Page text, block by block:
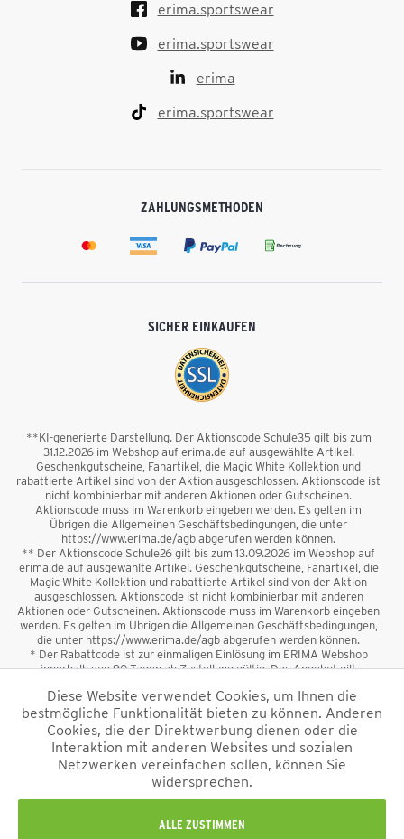
erima.sportswear
erima.sportswear
erima
erima.sportswear
ZAHLUNGSMETHODEN
SICHER EINKAUFEN
**KI-generierte Darstellung. Der Aktionscode Schule35 gilt bis zum
31.12.2026 im Webshop auf erima.de auf ausgewählte Artikel.
Geschenkgutscheine, Fanartikel, die Magic White Kollektion und
rabattierte Artikel sind von der Aktion ausgeschlossen. Aktionscode ist
nicht kombinierbar mit anderen Aktionen oder Gutscheinen.
Aktionscode muss im Warenkorb eingeben werden. Es gelten im
Übrigen die Allgemeinen Geschäftsbedingungen, die unter
https://www.erima.de/agb abgerufen werden können.
** Der Aktionscode Schule26 gilt bis zum 13.09.2026 im Webshop auf
erima.de auf ausgewählte Artikel. Geschenkgutscheine, Fanartikel, die
Magic White Kollektion und rabattierte Artikel sind von der Aktion
ausgeschlossen. Aktionscode ist nicht kombinierbar mit anderen
Aktionen oder Gutscheinen. Aktionscode muss im Warenkorb eingeben
werden. Es gelten im Übrigen die Allgemeinen Geschäftsbedingungen,
die unter https://www.erima.de/agb abgerufen werden können.
* Der Rabattcode ist zur einmaligen Einlösung im ERIMA Webshop
innerhalb von 90 Tagen ab Zustellung gültig. Das Angebot gilt
sowie Geschenkgutscheine sind vom Rabatt ausgeschlossen. Der
Rabattcode ist nicht mit anderen Aktionen oder Gutscheinen
kombinierbar. Der Mindestbestellwert beträgt 50 €
*Alle Preise verstehen sich inkl. Mehrwertsteuer und zzgl.
und ggf. Nachnahmegebühren, wenn nicht anders
beschrieben.
Diese Website verwendet Cookies, um Ihnen die
bestmögliche Funktionalität bieten zu können. Anderen
Cookies, die der Direktwerbung dienen oder die
Interaktion mit anderen Websites und sozialen
Netzwerken vereinfachen sollen, können Sie
widersprechen.